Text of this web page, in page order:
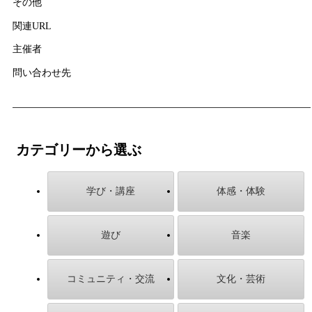
その他
関連URL
主催者
問い合わせ先
カテゴリーから選ぶ
学び・講座 体感・体験
遊び 音楽
コミュニティ・交流 文化・芸術